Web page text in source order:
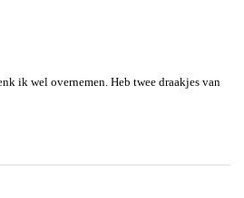
ik wel overnemen. Heb twee draakjes van